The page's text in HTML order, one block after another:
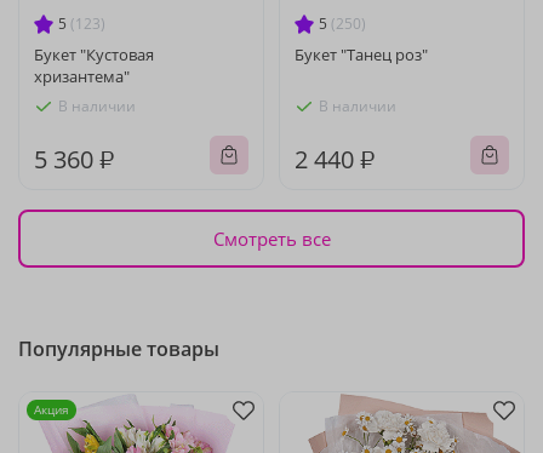
5 (123)
Букет "Кустовая
хризантема"
В наличии
5 360 ₽
5 (250)
Букет "Танец роз"
В наличии
2 440 ₽
Смотреть все
Популярные товары
Акция